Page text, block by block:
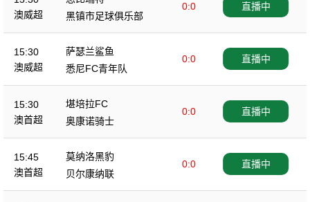
澳威超
0:0
黑镇市足球俱乐部
直播中
15:30
澳威超
萨瑟兰鲨鱼
0:0
悉尼FC青年队
直播中
15:30
澳首超
堪培拉FC
0:0
奥康诺骑士
直播中
15:45
澳首超
莫纳洛黑豹
0:0
贝尔康纳联
直播中